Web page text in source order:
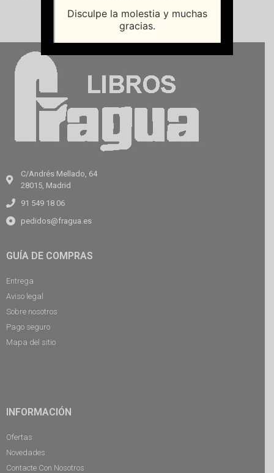
C/Andrés Mellado, 64
28015, Madrid
91 549 18 06
pedidos@fragua.es
GUÍA DE COMPRAS
Entrega
Aviso legal
Sobre nosotros
Pago seguro
Mapa del sitio
INFORMACIÓN
Ofertas
Novedades
Contacte Con Nosotros
Disculpe la molestia y muchas
gracias.